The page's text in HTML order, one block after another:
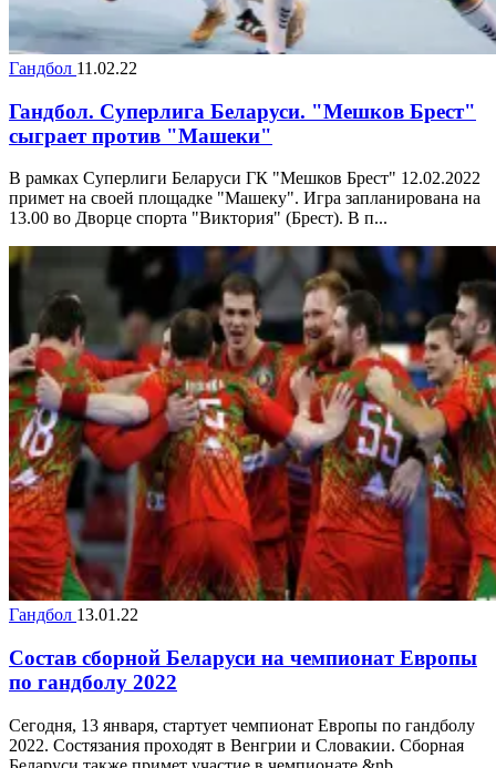
Гандбол 11.02.22
Гандбол. Суперлига Беларуси. "Мешков Брест"
сыграет против "Машеки"
В рамках Суперлиги Беларуси ГК "Мешков Брест" 12.02.2022
примет на своей площадке "Машеку". Игра запланирована на
13.00 во Дворце спорта "Виктория" (Брест). В п...
Гандбол 13.01.22
Состав сборной Беларуси на чемпионат Европы
по гандболу 2022
Сегодня, 13 января, стартует чемпионат Европы по гандболу
2022. Состязания проходят в Венгрии и Словакии. Сборная